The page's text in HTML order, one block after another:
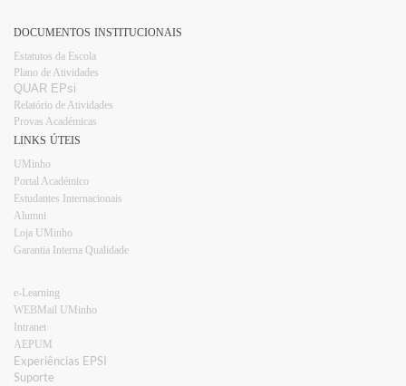
DOCUMENTOS INSTITUCIONAIS
Estatutos da Escola
Plano d​e Atividades
QUAR EPsi
Relatório de Atividades
Provas Académicas
LINKS ÚTEIS
UMinho
Portal Académico
Estudantes Internacionais​​
Alumni
Loja UMinho​
Garantia Interna Qualidade
e-Learning
WEBMail UMinho
Intranet
AEPUM​
Experiências EPSI​​
Suporte